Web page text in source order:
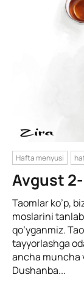
Hafta menyusi
Avgust
Taomlar ko’p,
moslarini
qo’yganmiz.
tayyorlashga
ancha muncha
Dushanba...